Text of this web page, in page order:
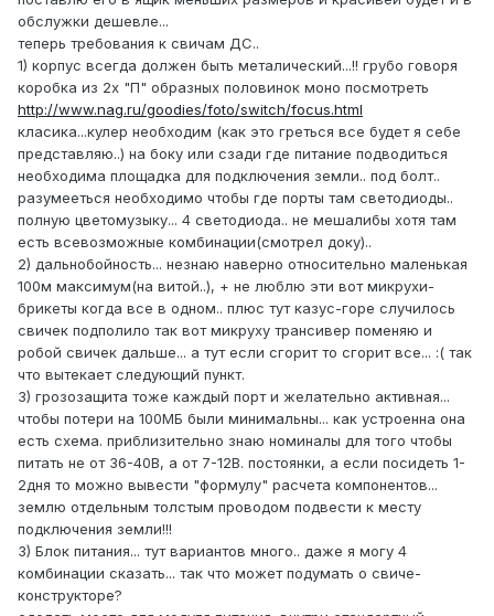
обслужки дешевле...
теперь требования к свичам ДС..
1) корпус всегда должен быть металический...!! грубо говоря
коробка из 2х "П" образных половинок моно посмотреть
http://www.nag.ru/goodies/foto/switch/focus.html
класика...кулер необходим (как это греться все будет я себе
представляю..) на боку или сзади где питание подводиться
необходима площадка для подключения земли.. под болт..
разумееться необходимо чтобы где порты там светодиоды..
полную цветомузыку... 4 светодиода.. не мешалибы хотя там
есть всевозможные комбинации(смотрел доку)..
2) дальнобойность... незнаю наверно относительно маленькая
100м максимум(на витой..), + не люблю эти вот микрухи-
брикеты когда все в одном.. плюс тут казус-горе случилось
свичек подполило так вот микруху трансивер поменяю и
робой свичек дальше... а тут если сгорит то сгорит все... :( так
что вытекает следующий пункт.
3) грозозащита тоже каждый порт и желательно активная...
чтобы потери на 100МБ были минимальны... как устроенна она
есть схема. приблизительно знаю номиналы для того чтобы
питать не от 36-40В, а от 7-12В. постоянки, а если посидеть 1-
2дня то можно вывести "формулу" расчета компонентов...
землю отдельным толстым проводом подвести к месту
подключения земли!!!
3) Блок питания... тут вариантов много.. даже я могу 4
комбинации сказать... так что может подумать о свиче-
конструкторе?